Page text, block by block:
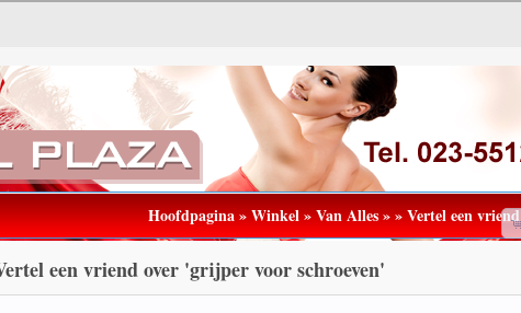
Hoofdpagina»Winkel»Van Alles»»Vertel een vriend
een vriend over 'grijper voor schroeven'